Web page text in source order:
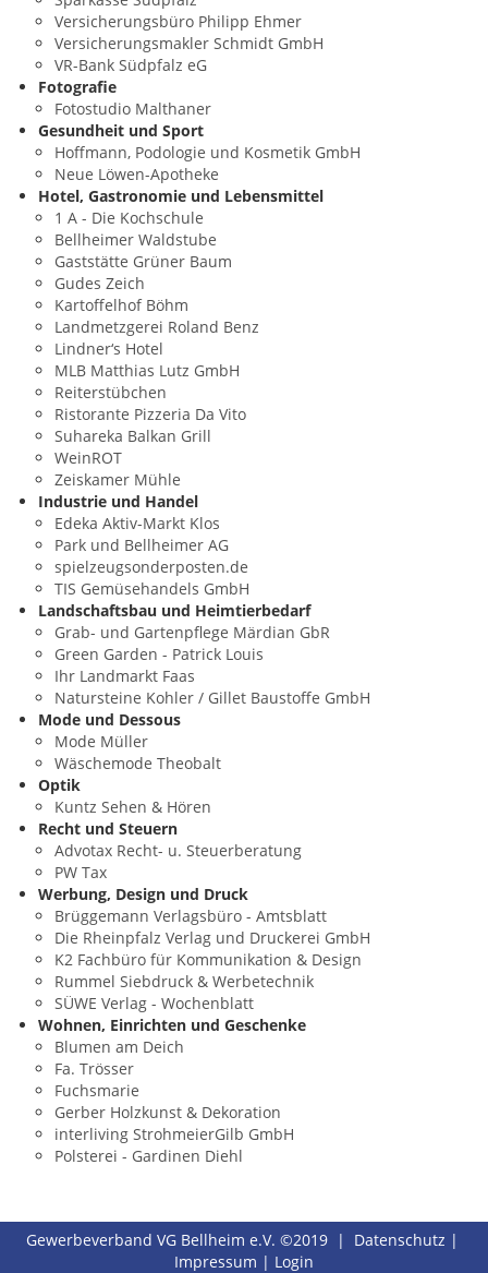
Versicherungsbüro Philipp Ehmer
Versicherungsmakler Schmidt GmbH
VR-Bank Südpfalz eG
Fotografie
Fotostudio Malthaner
Gesundheit und Sport
Hoffmann, Podologie und Kosmetik GmbH
Neue Löwen-Apotheke
Hotel, Gastronomie und Lebensmittel
1 A - Die Kochschule
Bellheimer Waldstube
Gaststätte Grüner Baum
Gudes Zeich
Kartoffelhof Böhm
Landmetzgerei Roland Benz
Lindner‘s Hotel
MLB Matthias Lutz GmbH
Reiterstübchen
Ristorante Pizzeria Da Vito
Suhareka Balkan Grill
WeinROT
Zeiskamer Mühle
Industrie und Handel
Edeka Aktiv-Markt Klos
Park und Bellheimer AG
spielzeugsonderposten.de
TIS Gemüsehandels GmbH
Landschaftsbau und Heimtierbedarf
Grab- und Gartenpflege Märdian GbR
Green Garden - Patrick Louis
Ihr Landmarkt Faas
Natursteine Kohler / Gillet Baustoffe GmbH
Mode und Dessous
Mode Müller
Wäschemode Theobalt
Optik
Kuntz Sehen & Hören
Recht und Steuern
Advotax Recht- u. Steuerberatung
PW Tax
Werbung, Design und Druck
Brüggemann Verlagsbüro - Amtsblatt
Die Rheinpfalz Verlag und Druckerei GmbH
K2 Fachbüro für Kommunikation & Design
Rummel Siebdruck & Werbetechnik
SÜWE Verlag - Wochenblatt
Wohnen, Einrichten und Geschenke
Blumen am Deich
Fa. Trösser
Fuchsmarie
Gerber Holzkunst & Dekoration
interliving StrohmeierGilb GmbH
Polsterei - Gardinen Diehl
Gewerbeverband VG Bellheim e.V. ©2019 | Datenschutz |
Impressum | Login